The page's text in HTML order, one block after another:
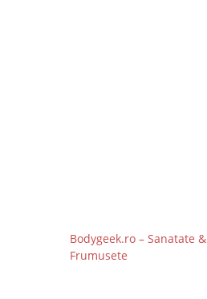
Bodygeek.ro – Sanatate &
Frumusete